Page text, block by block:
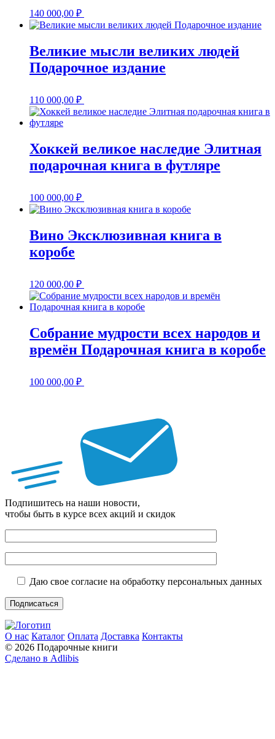
140 000,00 ₽
Великие мысли великих людей
Подарочное издание
110 000,00 ₽
Хоккей великое наследие Элитная
подарочная книга в футляре
100 000,00 ₽
Вино Эксклюзивная книга в
коробе
120 000,00 ₽
Собрание мудрости всех народов и
времён Подарочная книга в коробе
100 000,00 ₽
Подпишитесь на наши новости,
чтобы быть в курсе всех акций и скидок
Даю свое согласие на обработку персональных данных
О нас Каталог Оплата Доставка Контакты
© 2026 Подарочные книги
Сделано в Adlibis